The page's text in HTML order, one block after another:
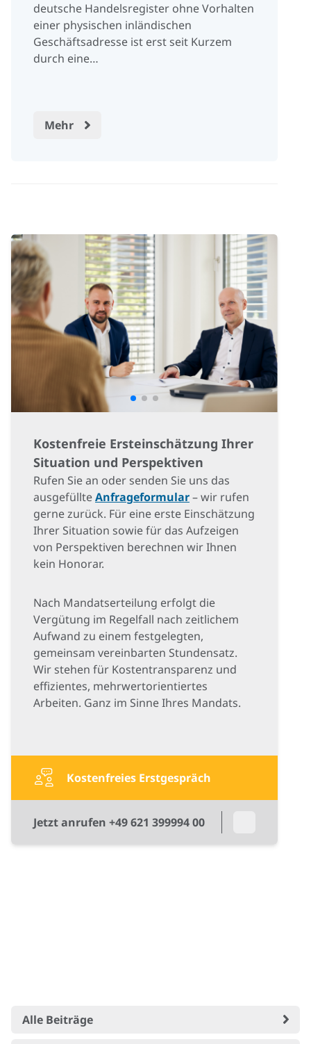
deutsche Handelsregister ohne Vorhalten
einer physischen inländischen
Geschäftsadresse ist erst seit Kurzem
durch eine…
Mehr
Kostenfreie Ersteinschätzung Ihrer
Situation und Perspektiven
Rufen Sie an oder senden Sie uns das
ausgefüllteAnfrageformular– wir rufen
gerne zurück. Für eine erste Einschätzung
Ihrer Situation sowie für das Aufzeigen
von Perspektiven berechnen wir Ihnen
kein Honorar.
Nach Mandatserteilung erfolgt die
Vergütung im Regelfall nach zeitlichem
Aufwand zu einem festgelegten,
gemeinsam vereinbarten Stundensatz.
Wir stehen für Kostentransparenz und
effizientes, mehrwertorientiertes
Arbeiten. Ganz im Sinne Ihres Mandats.
Kostenfreies Erstgespräch
Jetzt anrufen +49 621 399994 00
Alle Beiträge